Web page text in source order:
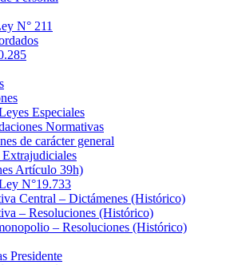
N° 211
Especiales
Normativas
de carácter general
Artículo 39h)
N°19.733
Central – Dictámenes (Histórico)
– Resoluciones (Histórico)
– Resoluciones (Histórico)
Presidente